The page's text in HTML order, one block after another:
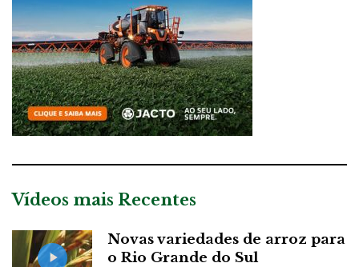
Vídeos mais Recentes
Novas variedades de arroz para
o Rio Grande do Sul